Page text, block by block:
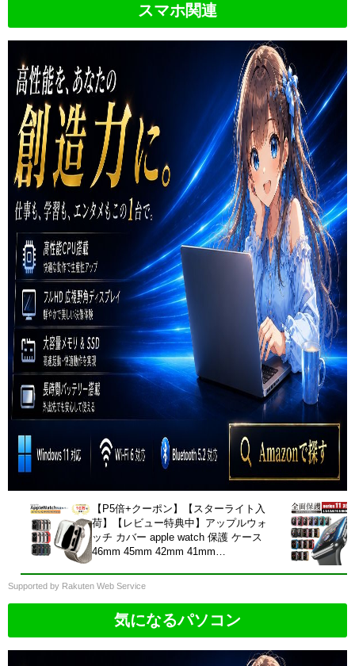
スマホ関連
【P5倍+クーポン】【スターライト入
荷】【レビュー特典中】アップルウォ
ッチ カバー apple watch 保護 ケース
46mm 45mm 42mm 41mm
Supported by Rakuten Web Service
気になるパソコン